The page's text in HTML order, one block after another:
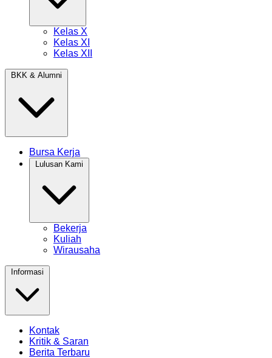
Kelas X
Kelas XI
Kelas XII
Bursa Kerja
Bekerja
Kuliah
Wirausaha
Kontak
Kritik & Saran
Berita Terbaru